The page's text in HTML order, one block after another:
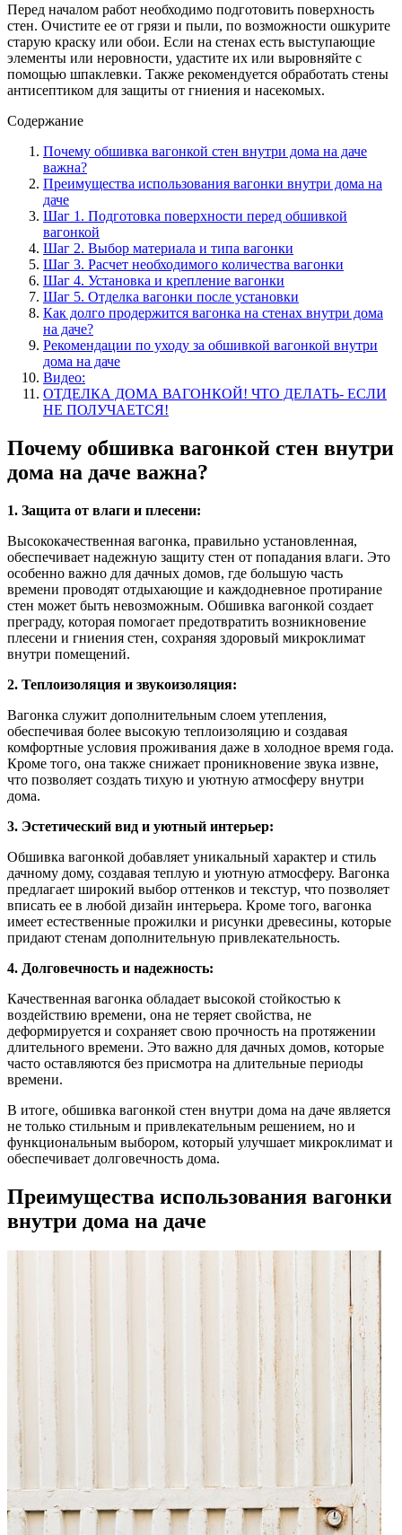
Перед началом работ необходимо подготовить поверхность
стен. Очистите ее от грязи и пыли, по возможности ошкурите
старую краску или обои. Если на стенах есть выступающие
элементы или неровности, удастите их или выровняйте с
помощью шпаклевки. Также рекомендуется обработать стены
антисептиком для защиты от гниения и насекомых.
Содержание
Почему обшивка вагонкой стен внутри дома на даче
важна?
Преимущества использования вагонки внутри дома на
даче
Шаг 1. Подготовка поверхности перед обшивкой
вагонкой
Шаг 2. Выбор материала и типа вагонки
Шаг 3. Расчет необходимого количества вагонки
Шаг 4. Установка и крепление вагонки
Шаг 5. Отделка вагонки после установки
Как долго продержится вагонка на стенах внутри дома
на даче?
Рекомендации по уходу за обшивкой вагонкой внутри
дома на даче
Видео:
ОТДЕЛКА ДОМА ВАГОНКОЙ! ЧТО ДЕЛАТЬ- ЕСЛИ
НЕ ПОЛУЧАЕТСЯ!
Почему обшивка вагонкой стен внутри
дома на даче важна?
1. Защита от влаги и плесени:
Высококачественная вагонка, правильно установленная,
обеспечивает надежную защиту стен от попадания влаги. Это
особенно важно для дачных домов, где большую часть
времени проводят отдыхающие и каждодневное протирание
стен может быть невозможным. Обшивка вагонкой создает
преграду, которая помогает предотвратить возникновение
плесени и гниения стен, сохраняя здоровый микроклимат
внутри помещений.
2. Теплоизоляция и звукоизоляция:
Вагонка служит дополнительным слоем утепления,
обеспечивая более высокую теплоизоляцию и создавая
комфортные условия проживания даже в холодное время года.
Кроме того, она также снижает проникновение звука извне,
что позволяет создать тихую и уютную атмосферу внутри
дома.
3. Эстетический вид и уютный интерьер:
Обшивка вагонкой добавляет уникальный характер и стиль
дачному дому, создавая теплую и уютную атмосферу. Вагонка
предлагает широкий выбор оттенков и текстур, что позволяет
вписать ее в любой дизайн интерьера. Кроме того, вагонка
имеет естественные прожилки и рисунки древесины, которые
придают стенам дополнительную привлекательность.
4. Долговечность и надежность:
Качественная вагонка обладает высокой стойкостью к
воздействию времени, она не теряет свойства, не
деформируется и сохраняет свою прочность на протяжении
длительного времени. Это важно для дачных домов, которые
часто оставляются без присмотра на длительные периоды
времени.
В итоге, обшивка вагонкой стен внутри дома на даче является
не только стильным и привлекательным решением, но и
функциональным выбором, который улучшает микроклимат и
обеспечивает долговечность дома.
Преимущества использования вагонки
внутри дома на даче